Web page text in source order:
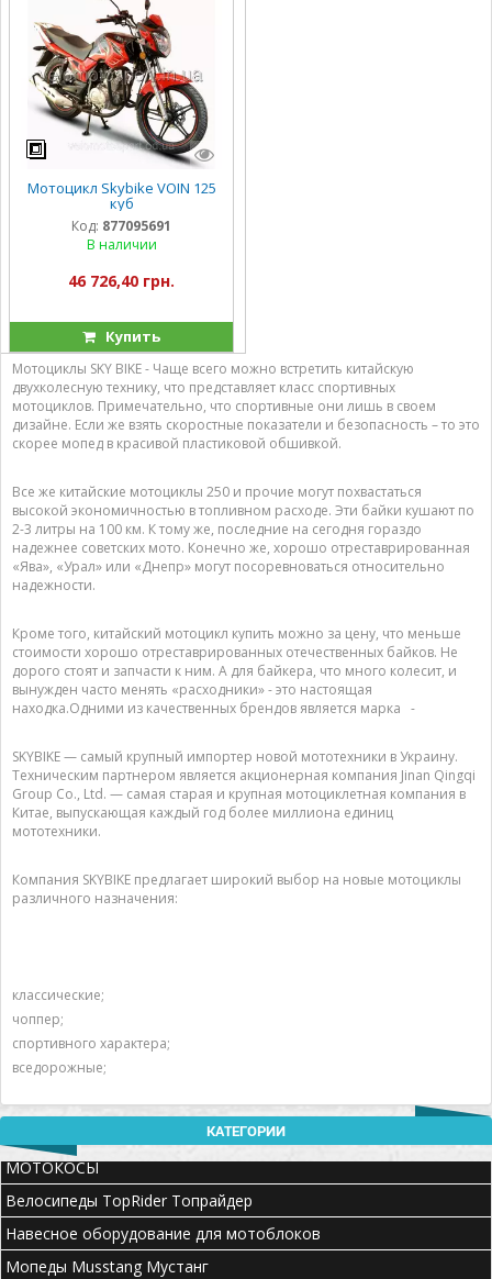
Мотоцикл Skybike VOIN 125
куб
Код: 877095691
В наличии
46 726,40 грн.
Купить
Мотоциклы SKY BIKE - Чаще всего можно встретить китайскую
двухколесную технику, что представляет класс спортивных
мотоциклов. Примечательно, что спортивные они лишь в своем
дизайне. Если же взять скоростные показатели и безопасность – то это
скорее мопед в красивой пластиковой обшивкой.
Все же китайские мотоциклы 250 и прочие могут похвастаться
высокой экономичностью в топливном расходе. Эти байки кушают по
2-3 литры на 100 км. К тому же, последние на сегодня гораздо
надежнее советских мото. Конечно же, хорошо отреставрированная
«Ява», «Урал» или «Днепр» могут посоревноваться относительно
надежности.
Кроме того, китайский мотоцикл купить можно за цену, что меньше
стоимости хорошо отреставрированных отечественных байков. Не
дорого стоят и запчасти к ним. А для байкера, что много колесит, и
вынужден часто менять «расходники» - это настоящая
находка.Одними из качественных брендов является марка -
SKYBIKE — самый крупный импортер новой мототехники в Украину.
Техническим партнером является акционерная компания Jinan Qingqi
Group Co., Ltd. — самая старая и крупная мотоциклетная компания в
Китае, выпускающая каждый год более миллиона единиц
мототехники.
Компания SKYBIKE предлагает широкий выбор на новые мотоциклы
различного назначения:
классические;
чоппер;
спортивного характера;
вседорожные;
КАТЕГОРИИ
МОТОКОСЫ
Велосипеды TopRider Топрайдер
Навесное оборудование для мотоблоков
Мопеды Musstang Мустанг